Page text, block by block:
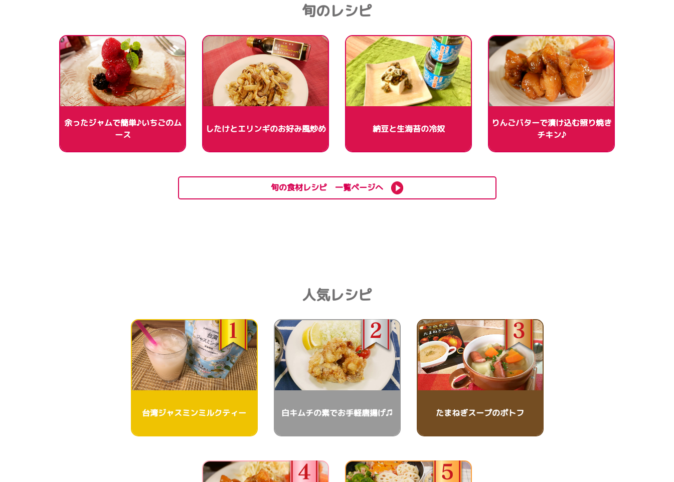
旬のレシピ
余ったジャムで簡単♪いちごのム
ース
したけとエリンギのお好み風炒め 納豆と生海苔の冷奴
りんごバターで漬け込む照り焼き
チキン♪
旬の食材レシピ 一覧ページへ
人気レシピ
台湾ジャスミンミルクティー 白キムチの素でお手軽唐揚げ♫ たまねぎスープのポトフ